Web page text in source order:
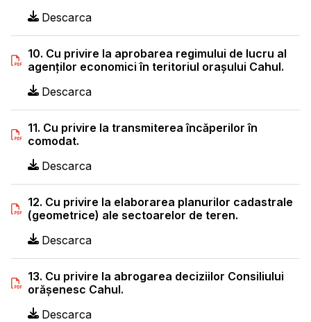
Descarca
10. Cu privire la aprobarea regimului de lucru al
agenţilor economici în teritoriul oraşului Cahul.
Descarca
11. Cu privire la transmiterea încăperilor în
comodat.
Descarca
12. Cu privire la elaborarea planurilor cadastrale
(geometrice) ale sectoarelor de teren.
Descarca
13. Cu privire la abrogarea deciziilor Consiliului
orăşenesc Cahul.
Descarca